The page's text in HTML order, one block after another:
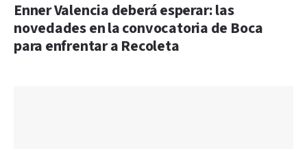
Enner Valencia deberá esperar: las
novedades en la convocatoria de Boca
para enfrentar a Recoleta